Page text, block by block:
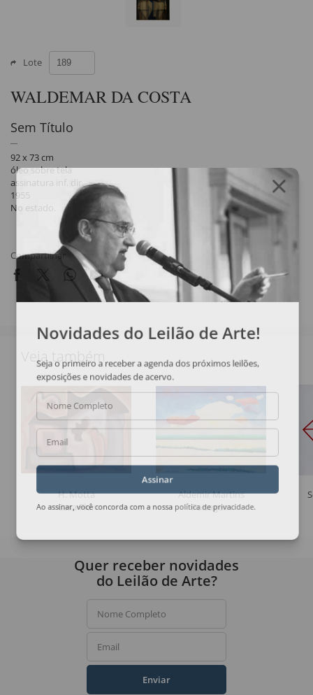
Lote
WALDEMAR DA COSTA
Sem Título
92 x 73 cm
óleo sobre tela
assinatura inf. dir.
1955
No estado.
Compartilhar
Veja também
H. Motta
Casa Flor
Aldemir Martins
Paisagem
Novidades do Leilão de Arte!
Seja o primeiro a receber a agenda dos próximos leilões,
exposições e novidades de acervo.
Nome Completo
Email
Assinar
Ao assinar, você concorda com a nossa política de privacidade
Quer receber novidades
do Leilão de Arte?
Nome Completo
Email
Enviar